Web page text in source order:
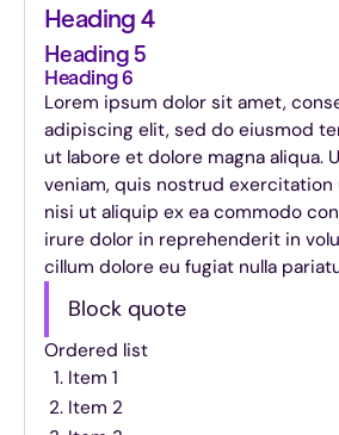
Heading 4
Heading 5
Heading 6
Lorem ipsum dolor sit amet,
adipiscing elit, sed do eiusmod
ut labore et dolore magna aliqua.
veniam, quis nostrud exercitation
nisi ut aliquip ex ea commodo
irure dolor in reprehenderit in
cillum dolore eu fugiat nulla
Block quote
Ordered list
Item 1
Item 2